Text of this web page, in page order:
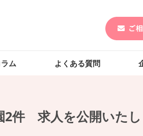
ム よくある質問
2件 求人を公開いた